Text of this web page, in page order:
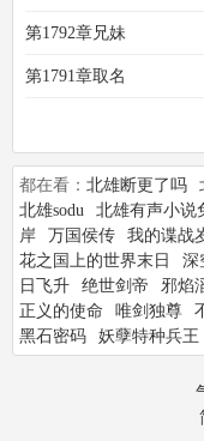
第1792章兄妹
第1791章取名
都在看： 北雄断更了吗
北雄sodu
北雄有声小说
岸
万国侯传 我的谍战
花之国上的世界末日
深
日飞升
绝世剑帝 邪焰
正义的使命
唯剑独尊
黑石密码
妖孽特种兵王